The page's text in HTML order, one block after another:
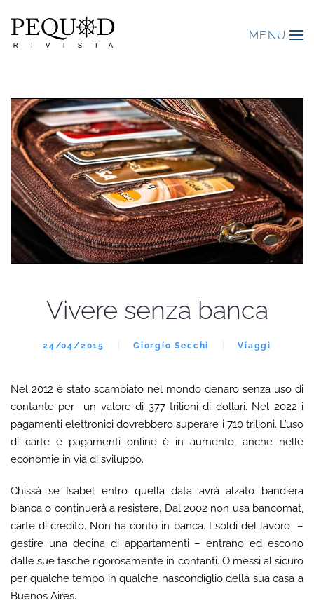
MENU
Vivere senza banca
24/04/2015 Giorgio Secchi Viaggi
Nel 2012 è stato scambiato nel mondo denaro senza uso di
contante per un valore di 377 trilioni di dollari. Nel 2022 i
pagamenti elettronici dovrebbero superare i 710 trilioni. L’uso
di carte e pagamenti online è in aumento, anche nelle
economie in via di sviluppo.
Chissà se Isabel entro quella data avrà alzato bandiera
bianca o continuerà a resistere. Dal 2002 non usa bancomat,
carte di credito. Non ha conto in banca. I soldi del lavoro –
gestire una decina di appartamenti – entrano ed escono
dalle sue tasche rigorosamente in contanti. O messi al sicuro
per qualche tempo in qualche nascondiglio della sua casa a
Buenos Aires.